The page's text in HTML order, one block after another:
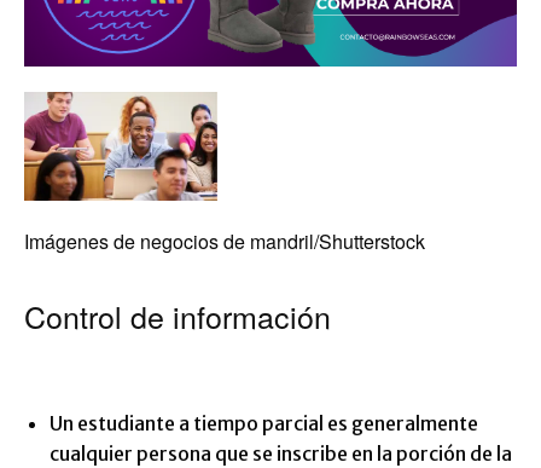
Imágenes de negocios de mandril/Shutterstock
Control de información
Un estudiante a tiempo parcial es generalmente
cualquier persona que se inscribe en la porción de la